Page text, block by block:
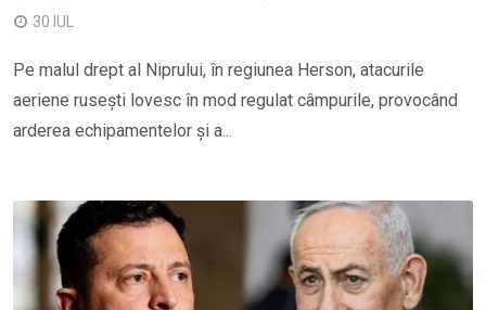
30 IUL
Pe malul drept al Niprului, în regiunea Herson, atacurile
aeriene rusești lovesc în mod regulat câmpurile, provocând
arderea echipamentelor și a...